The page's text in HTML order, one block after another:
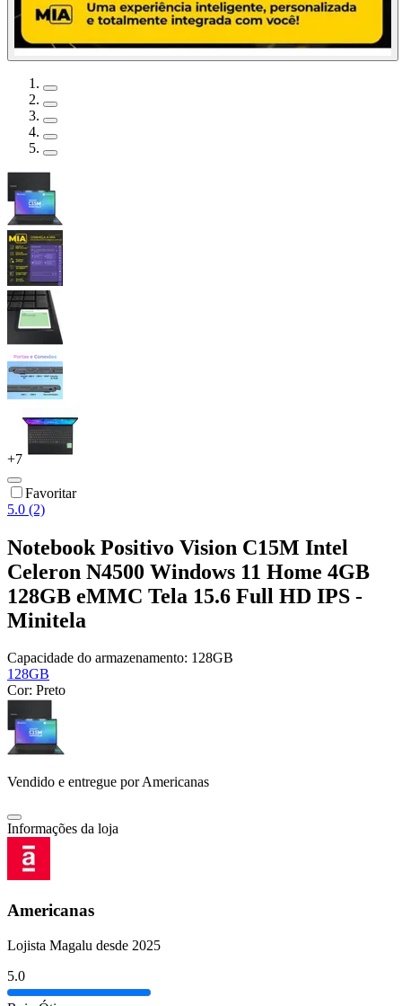
+7
Favoritar
5.0 (2)
Notebook Positivo Vision C15M Intel
Celeron N4500 Windows 11 Home 4GB
128GB eMMC Tela 15.6 Full HD IPS -
Minitela
Capacidade do armazenamento: 128GB
128GB
Cor: Preto
Vendido e entregue porAmericanas
Informações da loja
Americanas
Lojista Magalu desde 2025
5.0